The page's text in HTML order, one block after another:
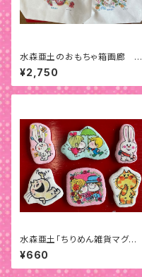
水森亜土のおもちゃ箱画廊 BI
Gトートバッグ
¥2,750
水森亜土「ちりめん雑貨マグネッ
ト」
¥660